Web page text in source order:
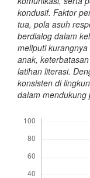
kondusif. Faktor
tua, pola asuh
berdialog dalam
meliputi
anak,
latihan literasi.
konsisten di
dalam mendukung